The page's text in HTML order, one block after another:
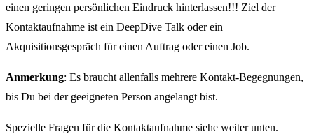
einen geringen persönlichen Eindruck hinterlassen!!! Ziel der
Kontaktaufnahme ist ein DeepDive Talk oder ein
Akquisitionsgespräch für einen Auftrag oder einen Job.
Anmerkung: Es braucht allenfalls mehrere Kontakt-Begegnungen,
bis Du bei der geeigneten Person angelangt bist.
Spezielle Fragen für die Kontaktaufnahme siehe weiter unten.